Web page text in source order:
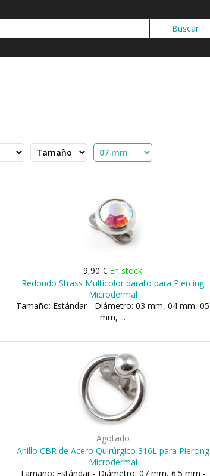
9,90 € En stock
Redondo Strass Multicolor barato para Piercing
Microdermal
Tamaño: Estándar - Diámetro: 03 mm, 04 mm, 05
mm, ...
Agotado
Anillo CBR de Acero Quirúrgico 316L para Piercing
Microdermal
Tamaño: Estándar - Diámetro: 07 mm, 6.5 mm -